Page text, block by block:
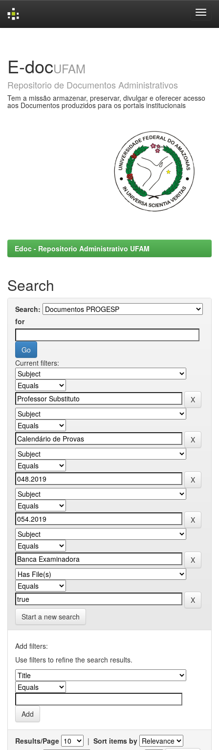
E-docUFAM
Repositorio de Documentos Administrativos
Tem a missão armazenar, preservar, divulgar e oferecer acesso
aos Documentos produzidos para os portais institucionais
Edoc - Repositorio Administrativo UFAM
Search
Search:
for
Current filters:
Start a new search
Add filters:
Use filters to refine the search results.
Results/Page | Sort items by